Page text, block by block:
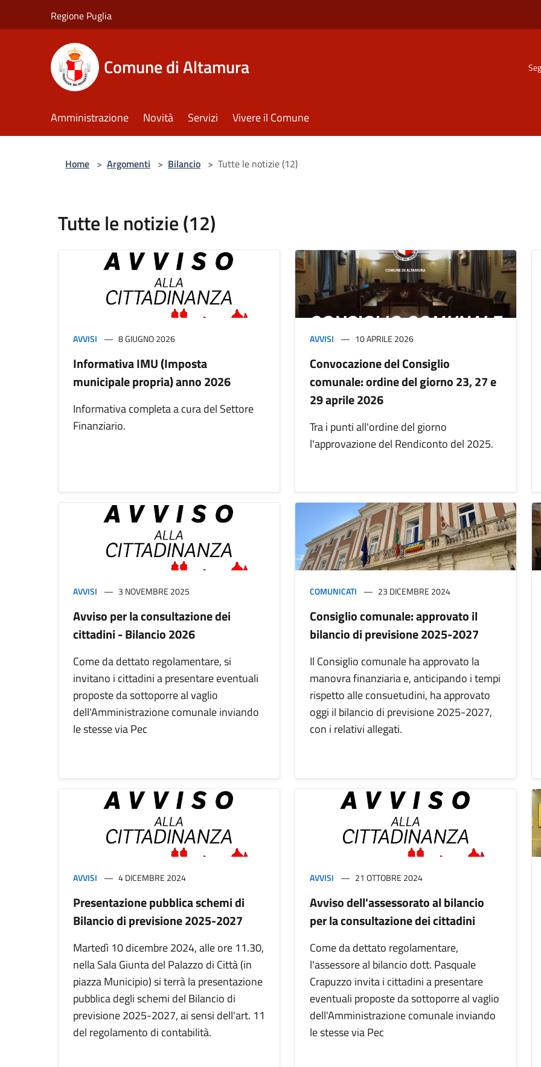
Regione Puglia
Comune di Altamura
Amministrazione Novità Servizi Vivere il Comune
Home > Argomenti > Bilancio > Tutte le notizie (12)
Tutte le notizie (12)
AVVISI 8 GIUGNO 2026
Informativa IMU (Imposta
municipale propria) anno 2026
Informativa completa a cura del Settore
Finanziario.
AVVISI 10 APRILE 2026
Convocazione del Consiglio
comunale: ordine del giorno 23, 27 e
29 aprile 2026
Tra i punti all'ordine del giorno
l'approvazione del Rendiconto del 2025.
AVVISI 3 NOVEMBRE 2025
Avviso per la consultazione dei
cittadini - Bilancio 2026
Come da dettato regolamentare, si
invitano i cittadini a presentare eventuali
proposte da sottoporre al vaglio
dell'Amministrazione comunale inviando
le stesse via Pec
COMUNICATI 23 DICEMBRE 2024
Consiglio comunale: approvato il
bilancio di previsione 2025-2027
Il Consiglio comunale ha approvato la
manovra finanziaria e, anticipando i tempi
rispetto alle consuetudini, ha approvato
oggi il bilancio di previsione 2025-2027,
con i relativi allegati.
AVVISI 4 DICEMBRE 2024
Presentazione pubblica schemi di
Bilancio di previsione 2025-2027
Martedì 10 dicembre 2024, alle ore 11.30,
nella Sala Giunta del Palazzo di Città (in
piazza Municipio) si terrà la presentazione
pubblica degli schemi del Bilancio di
previsione 2025-2027, ai sensi dell'art. 11
del regolamento di contabilità.
AVVISI 21 OTTOBRE 2024
Avviso dell'assessorato al bilancio
per la consultazione dei cittadini
Come da dettato regolamentare,
l'assessore al bilancio dott. Pasquale
Crapuzzo invita i cittadini a presentare
eventuali proposte da sottoporre al vaglio
dell'Amministrazione comunale inviando
le stesse via Pec